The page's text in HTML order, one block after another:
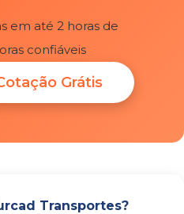
em até 2 horas de
confiáveis
Grátis
Transportes?